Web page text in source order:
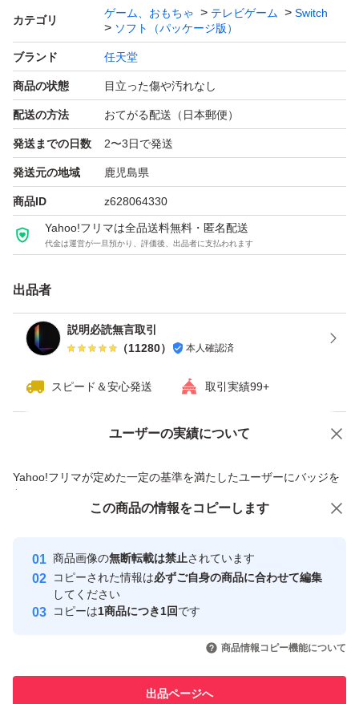
※期日内発送致します
【Switch】大乱闘スマッシュブラザーズ SPECIAL [通常
版]
ゲームジャンル：アクション
ソフトウェア対象年齢：全年齢対象
パッケージ種類：通常版
オンライン：オンライン対応
ード対応
amiibo対応：amiibo対応
携帯モードプレイ人数：1.0 人
カテゴリ
ゲーム、おもちゃ テレビゲーム
Switch
ソフト（パッケージ版）
ブランド 任天堂
商品の状態 目立った傷や汚れなし
配送の方法 おてがる配送（日本郵便）
発送までの日数 2〜3日で発送
発送元の地域 鹿児島県
商品ID z628064330
Yahoo!フリマは全品送料無料・匿名配送
代金は運営が一旦預かり、評価後、出品者に支払われます
出品者
説明必読無言取引
（11280） 本人確認済
スピード＆安心発送 取引実績99+
ユーザーの実績について
Yahoo!フリマが定めた一定の基準を満たしたユーザーにバッジを
付与しています
安心取引出品者
心・安全なユーザーです
取引実績
引を完了させた実績があります
での取引実績があります
価格の相談 商品への質問
この商品の情報をコピーします
商品画像の無断転載は禁止されています
コピーされた情報は必ずご自身の商品に合わせて編集
してください
コピーは1商品につき1回です
商品情報コピー機能について
出品ページへ
この商品をみている人にオススメ